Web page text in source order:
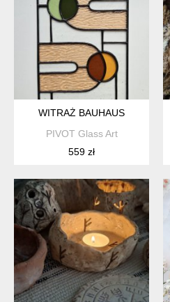
WITRAŻ BAUHAUS
PIVOT Glass Art
559 zł